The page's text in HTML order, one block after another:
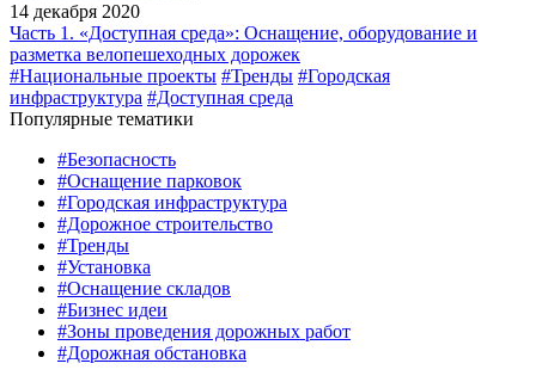
14 декабря 2020
Часть 1. «Доступная среда»: Оснащение, оборудование и
разметка велопешеходных дорожек
#Национальные проекты #Тренды #Городская
инфраструктура #Доступная среда
Популярные тематики
#Безопасность
#Оснащение парковок
#Городская инфраструктура
#Дорожное строительство
#Тренды
#Установка
#Оснащение складов
#Бизнес идеи
#Зоны проведения дорожных работ
#Дорожная обстановка